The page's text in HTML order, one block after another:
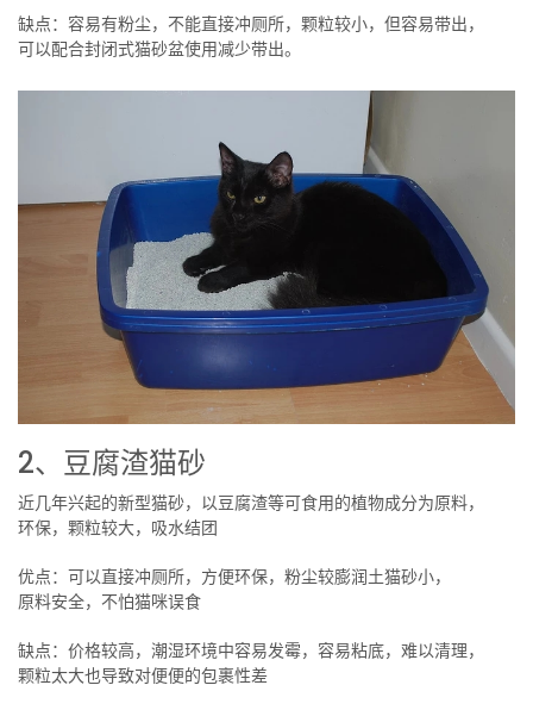
缺点：容易有粉尘，不能直接冲厕所，颗粒较小，但容易带出，
可以配合封闭式猫砂盆使用减少带出。
2、豆腐渣猫砂
近几年兴起的新型猫砂，以豆腐渣等可食用的植物成分为原料，
环保，颗粒较大，吸水结团
优点：可以直接冲厕所，方便环保，粉尘较膨润土猫砂小，
原料安全，不怕猫咪误食
缺点：价格较高，潮湿环境中容易发霉，容易粘底，难以清理，
颗粒太大也导致对便便的包裹性差